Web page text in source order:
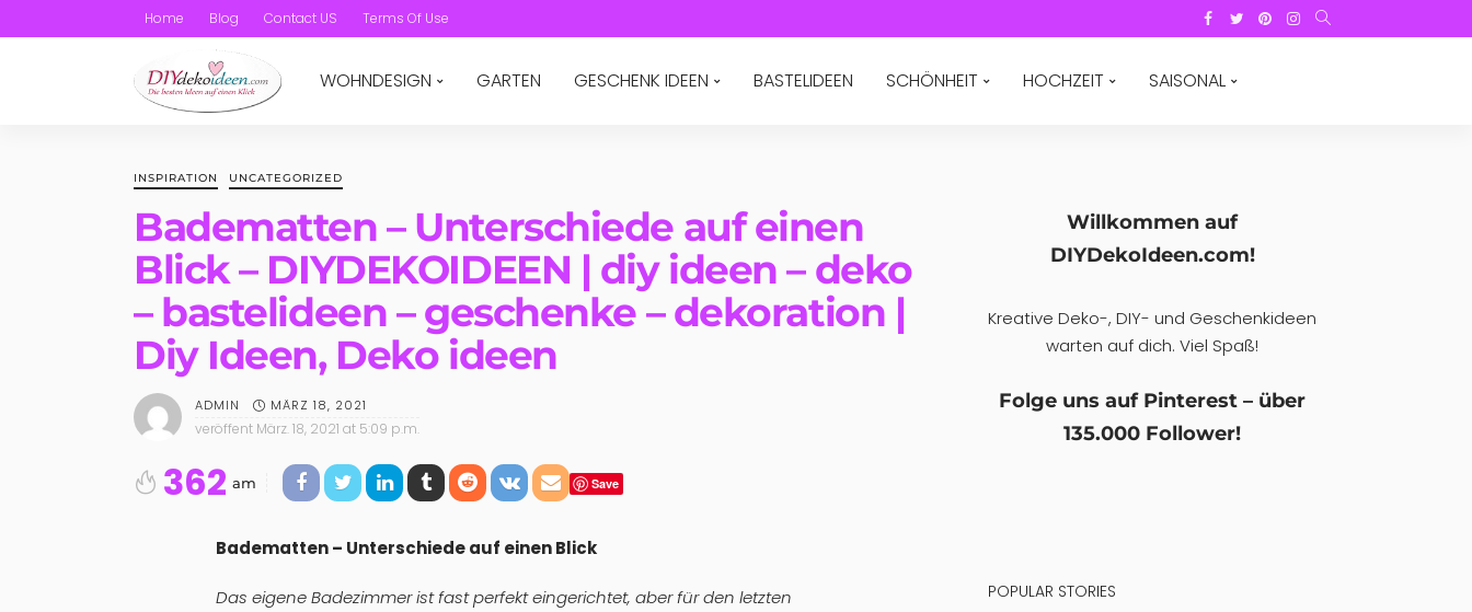
Home Blog Contact US Terms Of Use
WOHNDESIGN GARTEN GESCHENK IDEEN BASTELIDEEN SCHÖNHEIT HOCHZEIT SAISONAL
INSPIRATION UNCATEGORIZED
Badematten – Unterschiede auf einen
Blick – DIYDEKOIDEEN | diy ideen – deko
– bastelideen – geschenke – dekoration |
Diy Ideen, Deko ideen
ADMIN MÄRZ 18, 2021
veröffent März. 18, 2021 at 5:09 p.m.
362 am Save
Badematten – Unterschiede auf einen Blick
Das eigene Badezimmer ist fast perfekt eingerichtet, aber für den letzten
Willkommen auf
DIYDekoIdeen.com!
Kreative Deko-, DIY- und Geschenkideen
warten auf dich. Viel Spaß!
Folge uns auf Pinterest – über
135.000 Follower!
POPULAR STORIES